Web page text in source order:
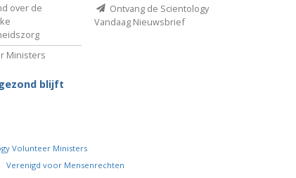
over de
Ministers
blijft
Ontvang de Scientology
Vandaag Nieuwsbrief
Volunteer Ministers
Verenigd voor Mensenrechten